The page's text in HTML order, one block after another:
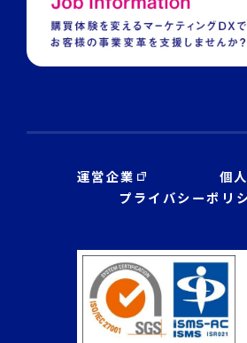
運営企業
個
プライバシーポリ